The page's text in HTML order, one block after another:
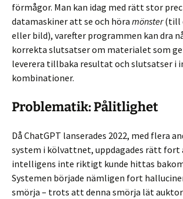
förmågor. Man kan idag med rätt stor
datamaskiner att se och höra mönster(till
eller bild), varefter programmen kan dra
korrekta slutsatser om materialet som
leverera tillbaka resultat och slutsatser i
kombinationer.
Problematik: Pålitlighet
Då ChatGPT lanserades 2022, med flera
system i kölvattnet, uppdagades rätt
intelligens inte riktigt kunde hittas
Systemen började nämligen fort
smörja – trots att denna smörja lät